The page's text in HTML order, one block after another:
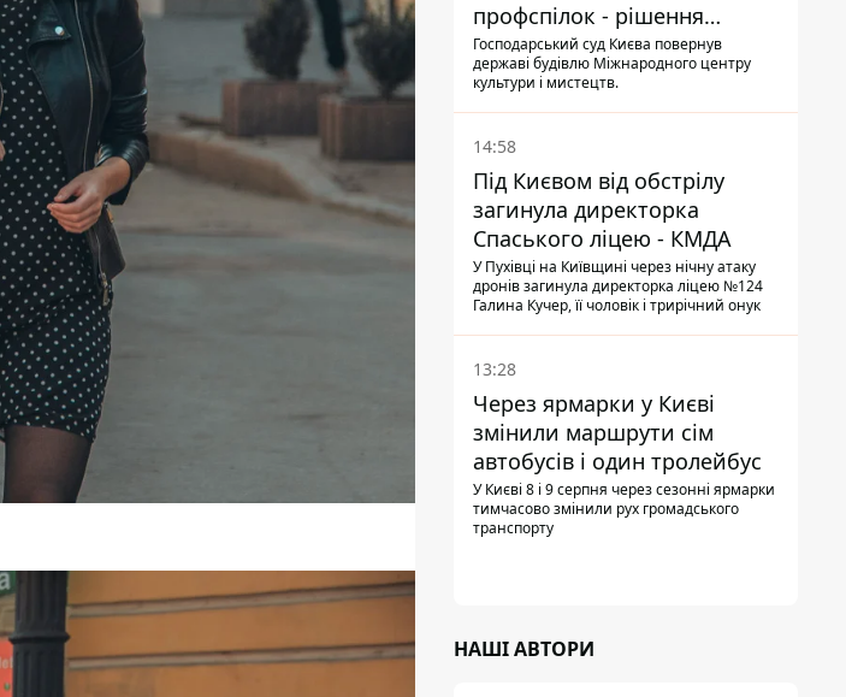
профспілок - рішення
Господарського суду
Господарський суд Києва повернув
державі будівлю Міжнародного центру
культури і мистецтв.
14:58
Під Києвом від обстрілу
загинула директорка
Спаського ліцею - КМДА
У Пухівці на Київщині через нічну атаку
дронів загинула директорка ліцею №124
Галина Кучер, її чоловік і трирічний онук
13:28
Через ярмарки у Києві
змінили маршрути сім
автобусів і один тролейбус
У Києві 8 і 9 серпня через сезонні ярмарки
тимчасово змінили рух громадського
транспорту
НАШІ АВТОРИ